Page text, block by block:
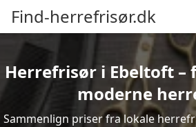
Find-herrefrisør.dk
Herrefrisør i Ebeltoft –
moderne
Sammenlign priser fra lokale